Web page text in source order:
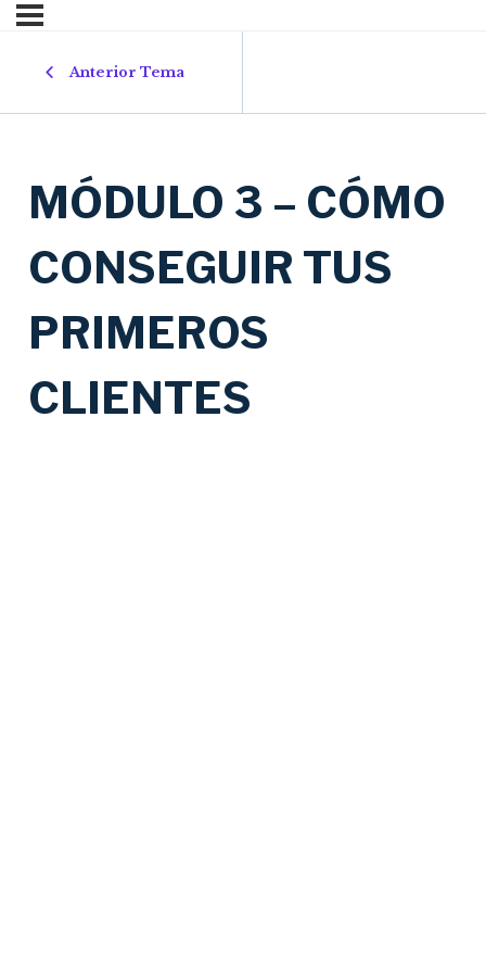
Anterior Tema
MÓDULO 3 – CÓMO
CONSEGUIR TUS
PRIMEROS
CLIENTES